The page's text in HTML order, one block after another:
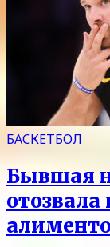
БАСКЕТБОЛ
Бывшая